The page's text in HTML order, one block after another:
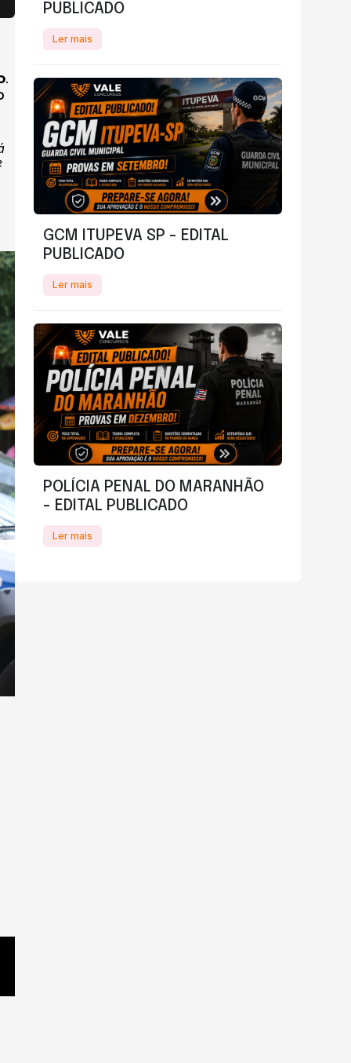
.
PUBLICADO
Ler mais
GCM ITUPEVA SP - EDITAL
PUBLICADO
Ler mais
POLÍCIA PENAL DO MARANHÃO
- EDITAL PUBLICADO
Ler mais